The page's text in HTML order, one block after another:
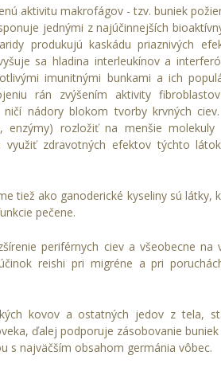
aktivitu makrofágov - tzv. buniek
jednými z najúčinnejších
produkujú kaskádu priaznivých
sa hladina interleukínov a
imunitnými bunkami a ich
rán zvýšením aktivity
nádory blokom tvorby krvných
enzýmy) rozložiť na menšie
zdravotných efektov týchto
tiež ako ganoderické kyseliny sú
pečene.
periférnych ciev a všeobecne na
reishi pri migréne a pri
kovov a ostatných jedov z tela,
ďalej podporuje zásobovanie
s najväčším obsahom germánia vôbec.